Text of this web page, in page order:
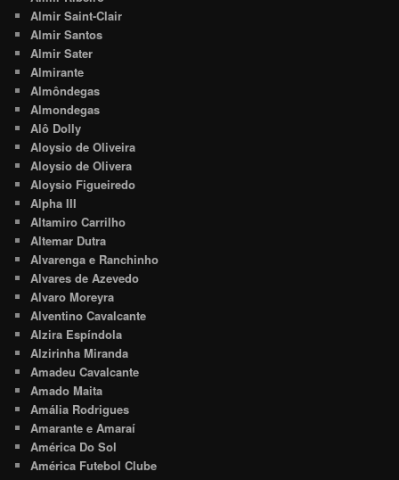
Almir Saint-Clair
Almir Santos
Almir Sater
Almirante
Almôndegas
Almondegas
Alô Dolly
Aloysio de Oliveira
Aloysio de Olivera
Aloysio Figueiredo
Alpha III
Altamiro Carrilho
Altemar Dutra
Alvarenga e Ranchinho
Alvares de Azevedo
Alvaro Moreyra
Alventino Cavalcante
Alzira Espíndola
Alzirinha Miranda
Amadeu Cavalcante
Amado Maita
Amália Rodrigues
Amarante e Amaraí
América Do Sol
América Futebol Clube